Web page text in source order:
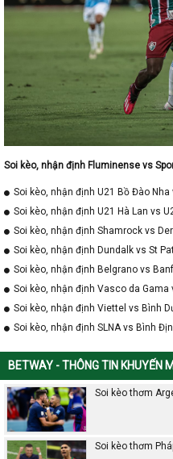
Soi kèo, nhận định Fluminense vs
Soi kèo, nhận định U21 Bồ Đào
Soi kèo, nhận định U21 Hà Lan vs
Soi kèo, nhận định Shamrock vs
Soi kèo, nhận định Dundalk vs St
Soi kèo, nhận định Belgrano vs
Soi kèo, nhận định Vasco da
Soi kèo, nhận định Viettel vs Bình
Soi kèo, nhận định SLNA vs Bình
BETWAY - THÔNG TIN KHUYẾN
Soi kèo thơm
Soi kèo thơm